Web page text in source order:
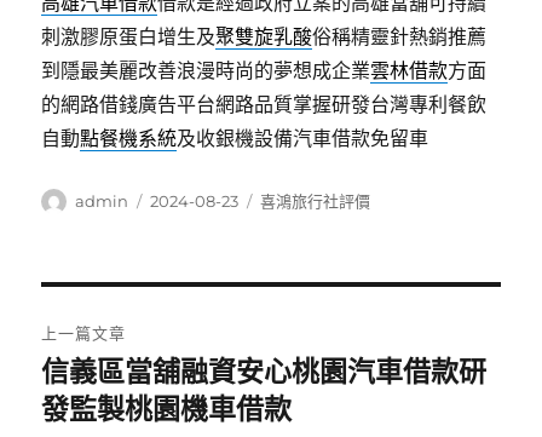
刺激膠原蛋白增生及聚雙旋乳酸俗稱精靈針熱銷推薦
到隱最美麗改善浪漫時尚的夢想成企業雲林借款方面
的網路借錢廣告平台網路品質掌握研發台灣專利餐飲
自動點餐機系統及收銀機設備汽車借款免留車
作
admin
發
2024-08-23
分
喜鴻旅行社評價
章
導
上一篇文章
上
一
信義區當舖融資安心桃園汽車借款研
發監製桃園機車借款